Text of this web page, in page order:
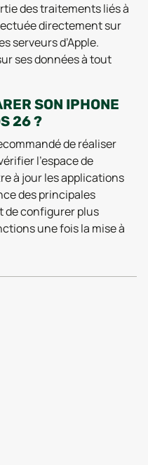
des traitements liés à
directement sur
serveurs d’Apple.
ses données à tout
SON IPHONE
26 ?
de réaliser
l’espace de
à jour les applications
des principales
de configurer plus
une fois la mise à